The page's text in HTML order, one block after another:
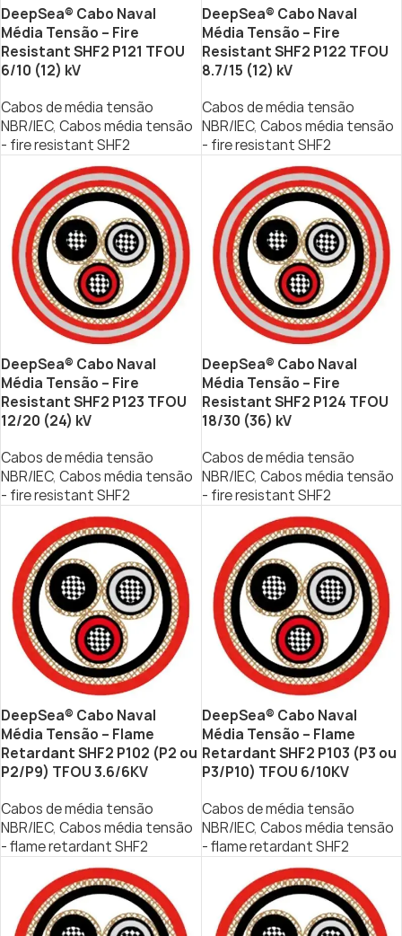
DeepSea® Cabo Naval
Média Tensão – Fire
Resistant SHF2 P121 TFOU
6/10 (12) kV
Cabos de média tensão
NBR/IEC, Cabos média tensão
- fire resistant SHF2
DeepSea® Cabo Naval
Média Tensão – Fire
Resistant SHF2 P122 TFOU
8.7/15 (12) kV
Cabos de média tensão
NBR/IEC, Cabos média tensão
- fire resistant SHF2
DeepSea® Cabo Naval
Média Tensão – Fire
Resistant SHF2 P123 TFOU
12/20 (24) kV
Cabos de média tensão
NBR/IEC, Cabos média tensão
- fire resistant SHF2
DeepSea® Cabo Naval
Média Tensão – Fire
Resistant SHF2 P124 TFOU
18/30 (36) kV
Cabos de média tensão
NBR/IEC, Cabos média tensão
- fire resistant SHF2
DeepSea® Cabo Naval
Média Tensão – Flame
Retardant SHF2 P102 (P2 ou
P2/P9) TFOU 3.6/6KV
Cabos de média tensão
NBR/IEC, Cabos média tensão
- flame retardant SHF2
DeepSea® Cabo Naval
Média Tensão – Flame
Retardant SHF2 P103 (P3 ou
P3/P10) TFOU 6/10KV
Cabos de média tensão
NBR/IEC, Cabos média tensão
- flame retardant SHF2